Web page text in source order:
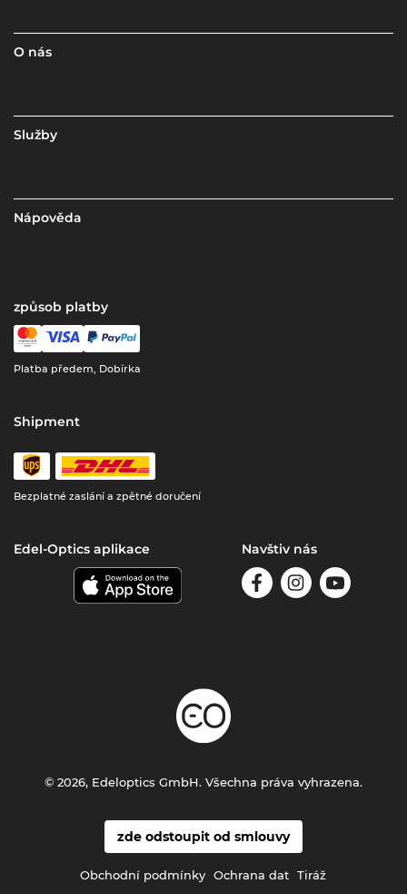
O nás
Služby
Nápověda
způsob platby
Platba předem, Dobírka
Shipment
Bezplatné zaslání a zpětné doručení
Edel-Optics aplikace Navštiv nás
zde odstoupit od smlouvy
Obchodní podmínky Ochrana dat Tiráž
© 2026, Edeloptics GmbH. Všechna práva vyhrazena.